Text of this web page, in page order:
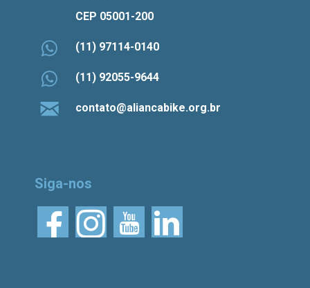
CEP 05001-200
(11) 97114-0140
(11) 92055-9644
contato@aliancabike.org.br
Siga-nos